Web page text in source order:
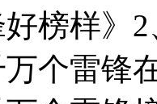
榜样》
个雷锋